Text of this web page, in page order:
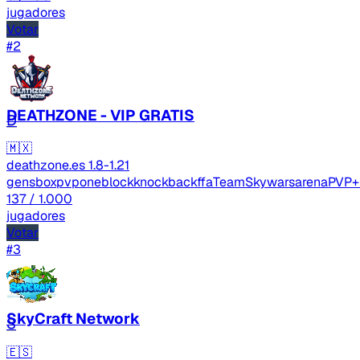
jugadores
Votar
#2
D
DEATHZONE - VIP GRATIS
🇲🇽
deathzone.es1.8-1.21
gensboxpvponeblockknockbackffaTeamSkywarsarenaPVP
137 / 1.000
jugadores
Votar
#3
S
SkyCraft Network
🇪🇸